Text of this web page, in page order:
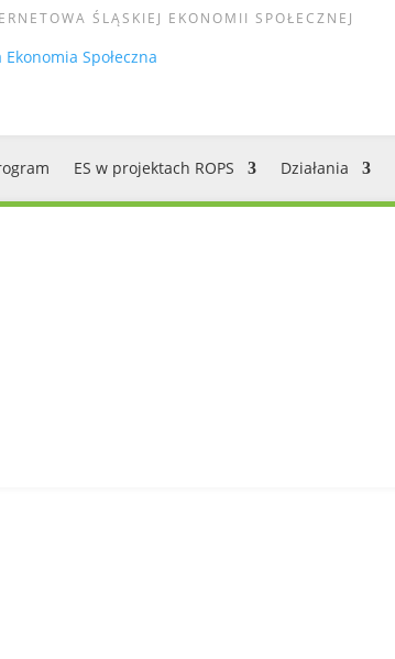
ŚLĄSKIEJ EKONOMII SPOŁECZNEJ
ES w projektach ROPS Działania